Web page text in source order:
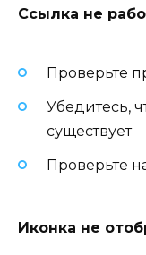
Ссылка не
Проверьте
Убедитесь,
существует
Проверьте
Иконка не